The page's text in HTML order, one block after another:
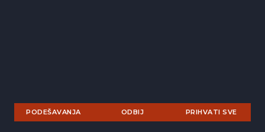
PODEŠAVANJA ODBIJ PRIHVATI SVE